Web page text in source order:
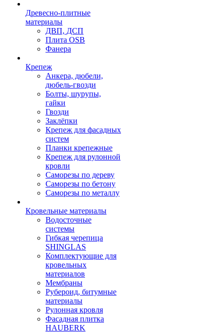
Древесно-плитные
материалы
ДВП, ДСП
Плита OSB
Фанера
Крепеж
Анкера, дюбели,
дюбель-гвозди
Болты, шурупы,
гайки
Гвозди
Заклёпки
Крепеж для фасадных
систем
Планки крепежные
Крепеж для рулонной
кровли
Саморезы по дереву
Саморезы по бетону
Саморезы по металлу
Кровельные материалы
Водосточные
системы
Гибкая черепица
SHINGLAS
Комплектующие для
кровельных
материалов
Мембраны
Рубероид, битумные
материалы
Рулонная кровля
Фасадная плитка
HAUBERK